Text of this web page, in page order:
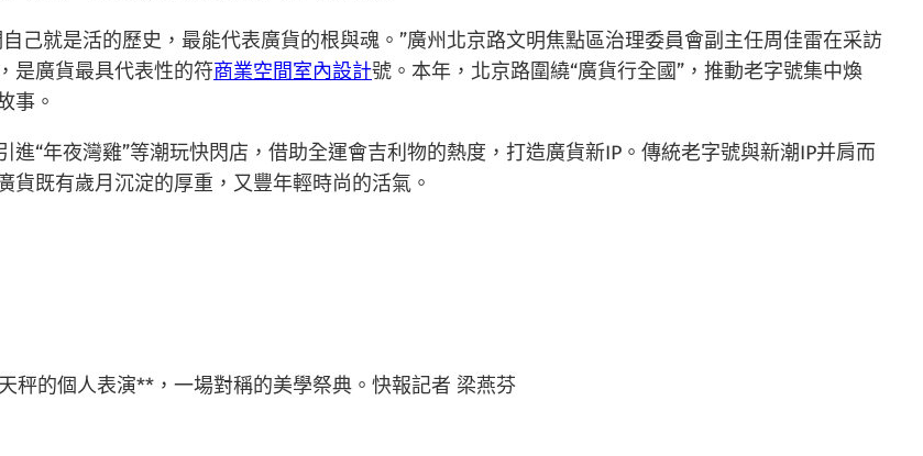
己就是活的歷史，最能代表廣貨的根與魂。”廣州北京路文明焦點區治理委員會副主任周佳雷在采訪
是廣貨最具代表性的符商業空間室內設計號。本年，北京路圍繞“廣貨行全國”，推動老字號集中煥
事。
進“年夜灣雞”等潮玩快閃店，借助全運會吉利物的熱度，打造廣貨新IP。傳統老字號與新潮IP并肩而
貨既有歲月沉淀的厚重，又豐年輕時尚的活氣。
的個人表演**，一場對稱的美學祭典。快報記者 梁燕芬